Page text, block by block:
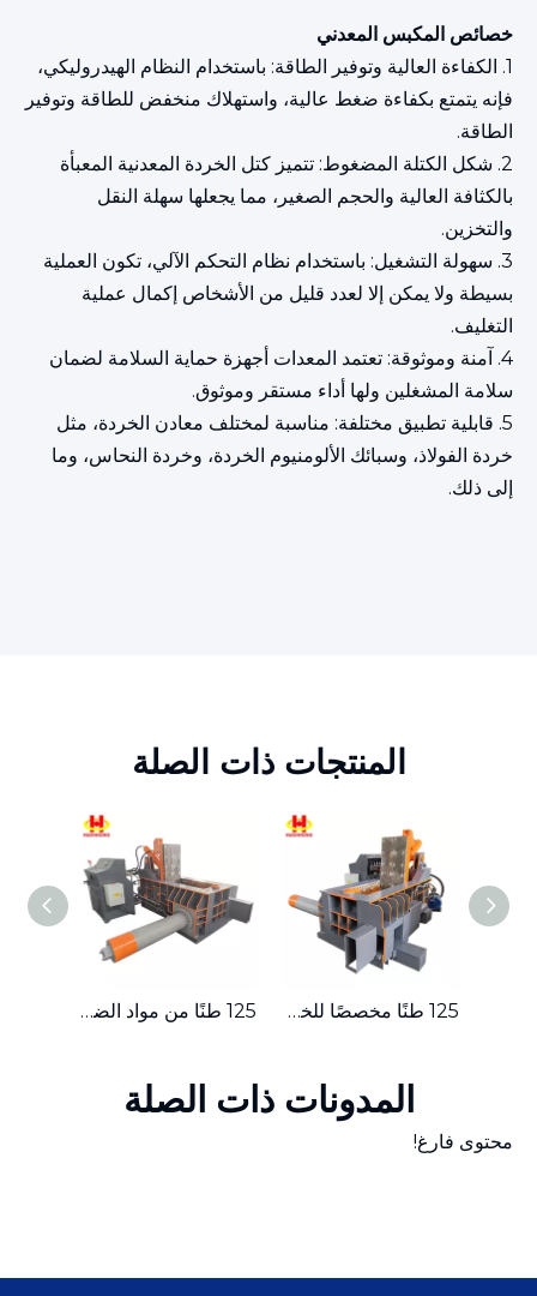
خصائص المكبس المعدني
1. الكفاءة العالية وتوفير الطاقة: باستخدام النظام الهيدروليكي،
فإنه يتمتع بكفاءة ضغط عالية، واستهلاك منخفض للطاقة وتوفير
الطاقة.
2. شكل الكتلة المضغوط: تتميز كتل الخردة المعدنية المعبأة
بالكثافة العالية والحجم الصغير، مما يجعلها سهلة النقل
والتخزين.
3. سهولة التشغيل: باستخدام نظام التحكم الآلي، تكون العملية
بسيطة ولا يمكن إلا لعدد قليل من الأشخاص إكمال عملية
التغليف.
4. آمنة وموثوقة: تعتمد المعدات أجهزة حماية السلامة لضمان
سلامة المشغلين ولها أداء مستقر وموثوق.
5. قابلية تطبيق مختلفة: مناسبة لمختلف معادن الخردة، مثل
خردة الفولاذ، وسبائك الألومنيوم الخردة، وخردة النحاس، وما
إلى ذلك.
المنتجات ذات الصلة
125 طنًا من مواد الضغط الصغيرة، مكبس بالات الخردة المعدنية الهيدروليكي 125 طنًا مخصصًا للخردة المعدنية الهيدروليكية الصغيرة ذات الدفع الجانبي
المدونات ذات الصلة
محتوى فارغ!